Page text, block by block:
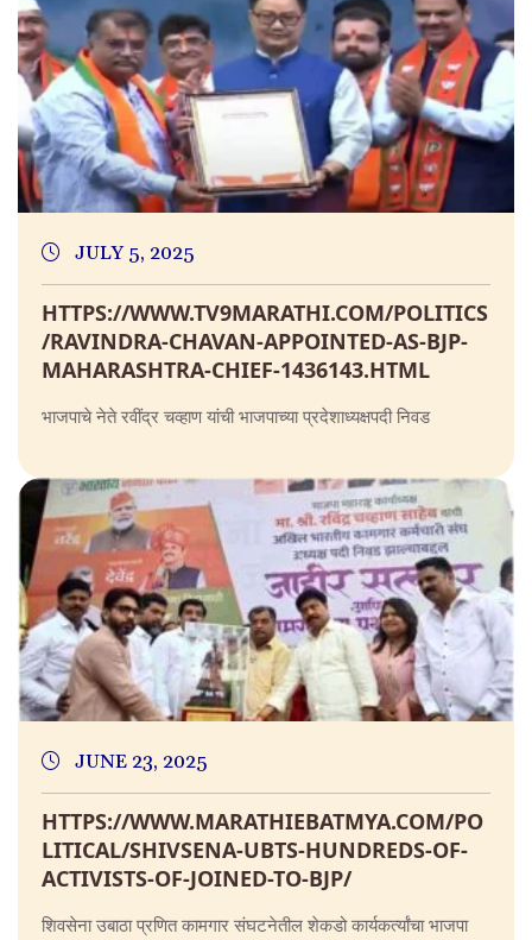
JULY 5, 2025
HTTPS://WWW.TV9MARATHI.COM/POLITICS
/RAVINDRA-CHAVAN-APPOINTED-AS-BJP-
MAHARASHTRA-CHIEF-1436143.HTML
भाजपाचे नेते रवींद्र चव्हाण यांची भाजपाच्या प्रदेशाध्यक्षपदी निवड
JUNE 23, 2025
HTTPS://WWW.MARATHIEBATMYA.COM/PO
LITICAL/SHIVSENA-UBTS-HUNDREDS-OF-
ACTIVISTS-OF-JOINED-TO-BJP/
शिवसेना उबाठा प्रणित कामगार संघटनेतील शेकडो कार्यकर्त्यांचा भाजपा